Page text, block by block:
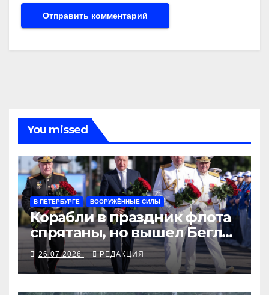
You missed
В ПЕТЕРБУРГЕ ВООРУЖЁННЫЕ СИЛЫ
Корабли в праздник флота
спрятаны, но вышел Беглов
с цветами
26.07.2026 РЕДАКЦИЯ